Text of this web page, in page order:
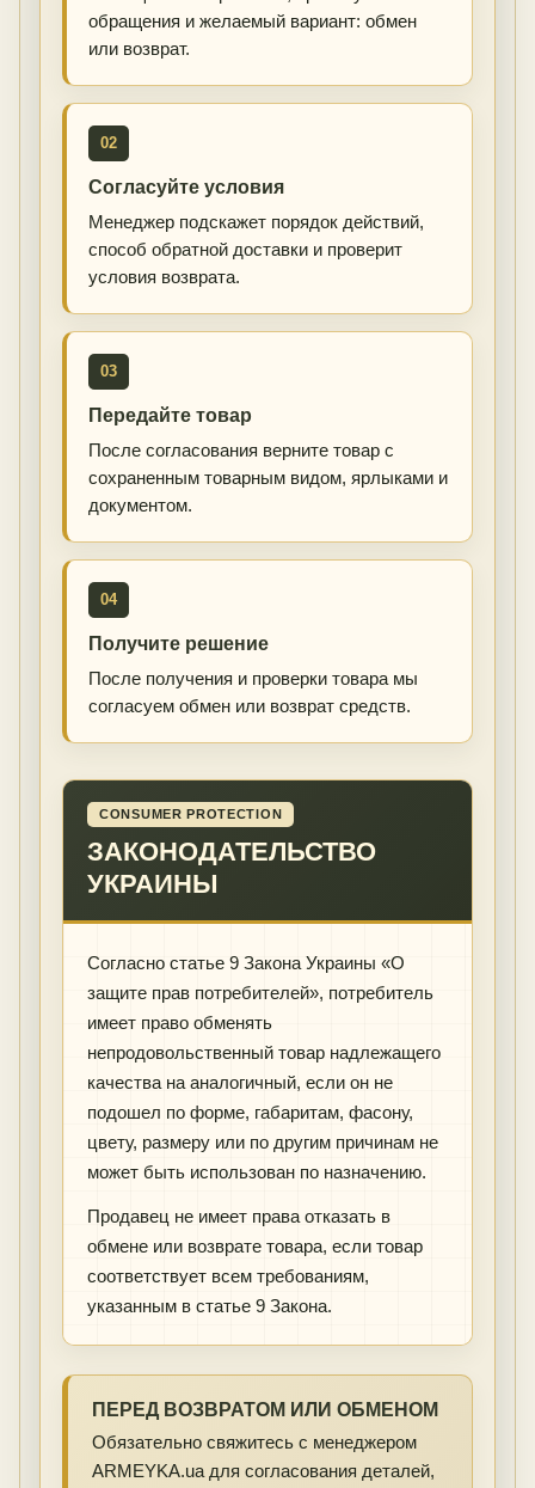
обращения и желаемый вариант: обмен
или возврат.
02
Согласуйте условия
Менеджер подскажет порядок действий,
способ обратной доставки и проверит
условия возврата.
03
Передайте товар
После согласования верните товар с
сохраненным товарным видом, ярлыками и
документом.
04
Получите решение
После получения и проверки товара мы
согласуем обмен или возврат средств.
CONSUMER PROTECTION
ЗАКОНОДАТЕЛЬСТВО
УКРАИНЫ
Согласно статье 9 Закона Украины «О
защите прав потребителей», потребитель
имеет право обменять
непродовольственный товар надлежащего
качества на аналогичный, если он не
подошел по форме, габаритам, фасону,
цвету, размеру или по другим причинам не
может быть использован по назначению.
Продавец не имеет права отказать в
обмене или возврате товара, если товар
соответствует всем требованиям,
указанным в статье 9 Закона.
ПЕРЕД ВОЗВРАТОМ ИЛИ ОБМЕНОМ
Обязательно свяжитесь с менеджером
ARMEYKA.ua для согласования деталей,